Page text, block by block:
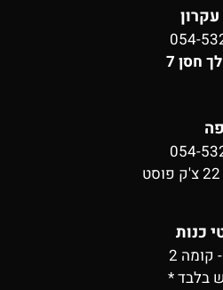
חסן 7
כנות
בלבד *